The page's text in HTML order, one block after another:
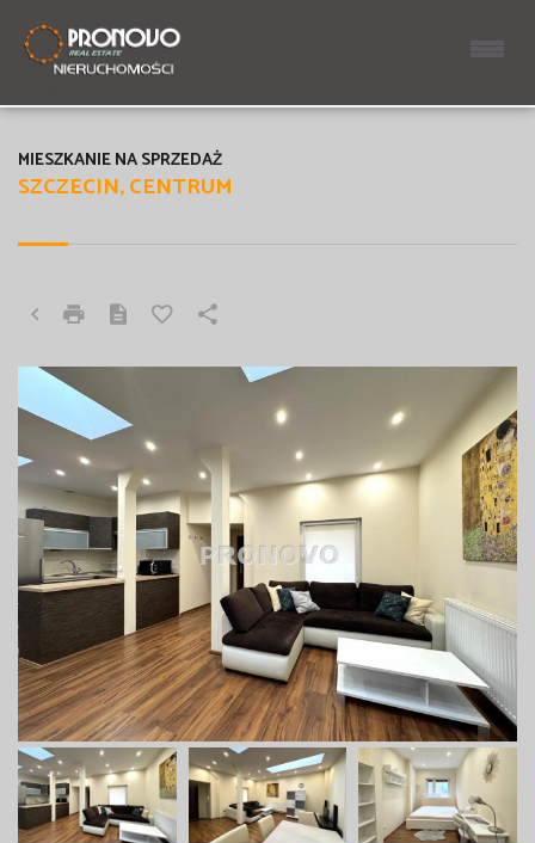
SZCZECIN, CENTRUM
MIESZKANIE NA SPRZEDAŻ